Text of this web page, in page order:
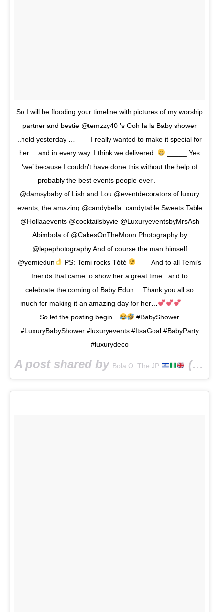
So I will be flooding your timeline with pictures of my worship
partner and bestie @temzzy40 ’s Ooh la la Baby shower
..held yesterday … ___ I really wanted to make it special for
her….and in every way..I think we delivered..
_____ Yes
‘we’ because I couldn’t have done this without the help of
probably the best events people ever.. ______
@damsybaby of Lish and Lou @eventdecorators of luxury
events, the amazing @candybella_candytable Sweets Table
@Hollaaevents @cocktailsbyvie @LuxuryeventsbyMrsAsh
Abimbola of @CakesOnTheMoon Photography by
@lepephotography And of course the man himself
@yemiedun
PS: Temi rocks Tóté
___ And to all Temi’s
friends that came to show her a great time.. and to
celebrate the coming of Baby Edun….Thank you all so
much for making it an amazing day for her…
So let the posting begin…
#BabyShower
#LuxuryBabyShower #luxuryevents #ItsaGoal #BabyParty
#luxurydeco
A post shared by Bola O. The JP (@bolasings) on